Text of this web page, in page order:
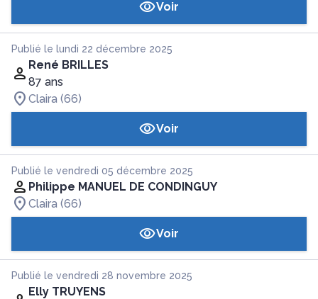
Voir
Publié le lundi 22 décembre 2025
René BRILLES
87 ans
Claira (66)
Voir
Publié le vendredi 05 décembre 2025
Philippe MANUEL DE CONDINGUY
Claira (66)
Voir
Publié le vendredi 28 novembre 2025
Elly TRUYENS